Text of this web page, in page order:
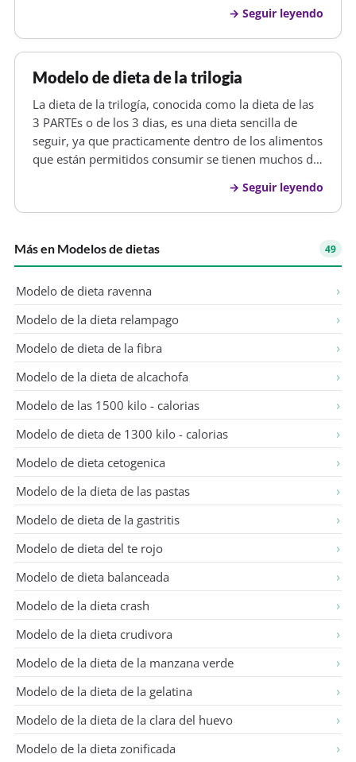
(pescado, pollo, pavo, res,...) pero magros. Evite los
muy procesados como el salami…
Seguir leyendo
Modelo de dieta de la trilogia
La dieta de la trilogía, conocida como la dieta de las
3 PARTEs o de los 3 dias, es una dieta sencilla de
seguir, ya que practicamente dentro de los alimentos
que están permitidos consumir se tienen muchos de
toda dieta se recomienda tomar bastante cantidad
de agua (por…
Seguir leyendo
Más en Modelos de dietas 49
Modelo de dieta ravenna
Modelo de la dieta relampago
Modelo de dieta de la fibra
Modelo de la dieta de alcachofa
Modelo de las 1500 kilo - calorias
Modelo de dieta de 1300 kilo - calorias
Modelo de dieta cetogenica
Modelo de la dieta de las pastas
Modelo de dieta de la gastritis
Modelo de dieta del te rojo
Modelo de dieta balanceada
Modelo de la dieta crash
Modelo de la dieta crudivora
Modelo de la dieta de la manzana verde
Modelo de la dieta de la gelatina
Modelo de la dieta de la clara del huevo
Modelo de la dieta zonificada